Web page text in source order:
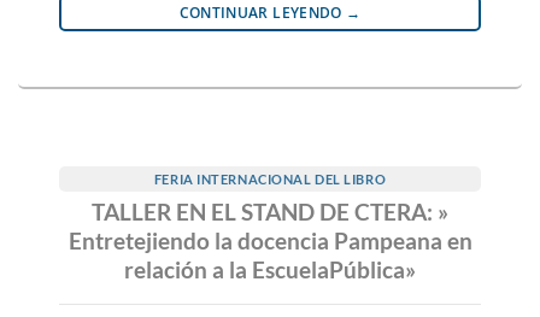
CONTINUAR LEYENDO →
FERIA INTERNACIONAL DEL LIBRO
TALLER EN EL STAND DE CTERA: »
Entretejiendo la docencia Pampeana en
relación a la EscuelaPública»